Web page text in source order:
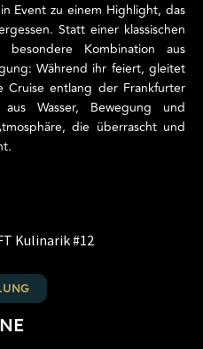
Event zu einem Highlight, das
Statt einer klassischen
Kombination aus
Während ihr feiert, gleitet
Cruise entlang der Frankfurter
aus Wasser, Bewegung und
die überrascht und